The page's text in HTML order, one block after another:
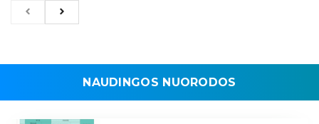
NAUDINGOS NUORODOS